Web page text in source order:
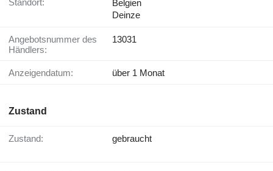
Standort:
Belgien
Deinze
Angebotsnummer des
Händlers:
13031
Anzeigendatum: über 1 Monat
Zustand
Zustand: gebraucht